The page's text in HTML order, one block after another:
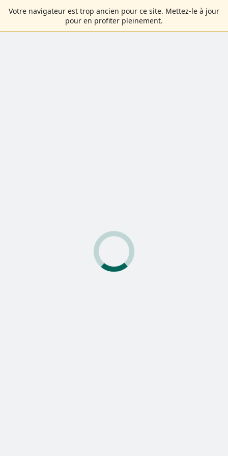
Votre navigateur est trop ancien pour ce site. Mettez-le à jour
pour en profiter pleinement.